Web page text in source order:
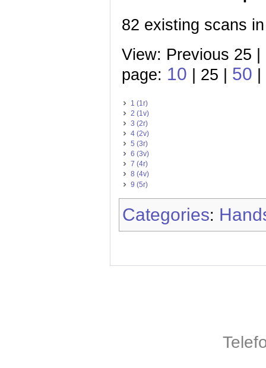
82 existing scans
View: Previous 25 |
page: 10 | 25 | 50
1 (1r)
2 (1v)
3 (2r)
4 (2v)
5 (3r)
6 (3v)
7 (4r)
8 (4v)
9 (5r)
Categories: